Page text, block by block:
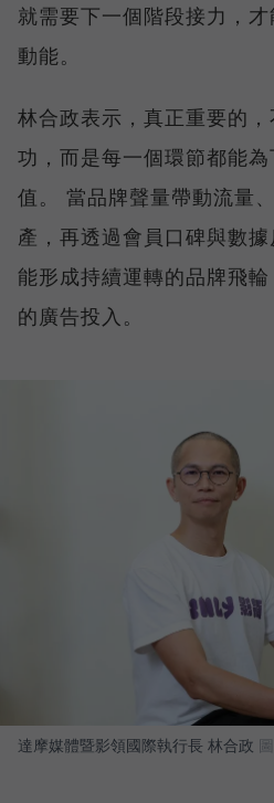
就需要下一個階段接力，
動能。
林合政表示，真正重要的
功，而是每一個環節都能
值。 當品牌聲量帶動流量
產，再透過會員口碑與數
能形成持續運轉的品牌飛
的廣告投入。
達摩媒體暨影領國際執行長 林合政